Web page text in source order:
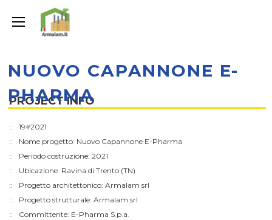
NUOVO CAPANNONE E-
PHARMA
PROJECT INFO
19#2021
Nome progetto: Nuovo Capannone E-Pharma
Periodo costruzione: 2021
Ubicazione: Ravina di Trento (TN)
Progetto architettonico: Armalam srl
Progetto strutturale: Armalam srl
Committente: E-Pharma S.p.a.